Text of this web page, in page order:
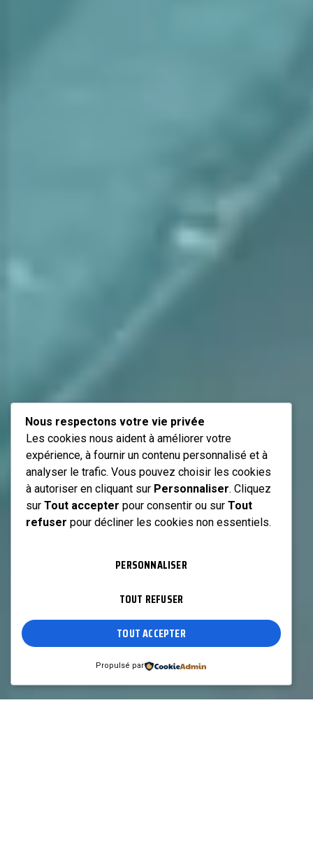
Nous respectons votre vie privée
Les cookies nous aident à améliorer votre
expérience, à fournir un contenu personnalisé et à
analyser le trafic. Vous pouvez choisir les cookies
à autoriser en cliquant sur Personnaliser. Cliquez
sur Tout accepter pour consentir ou sur Tout
refuser pour décliner les cookies non essentiels.
PERSONNALISER
TOUT REFUSER
TOUT ACCEPTER
Propulsé par